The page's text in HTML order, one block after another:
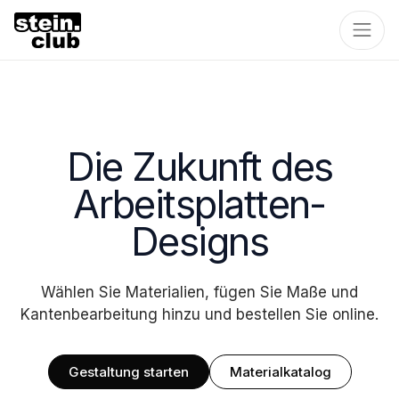
Die Zukunft des
Arbeitsplatten-
Designs
Wählen Sie Materialien, fügen Sie Maße und
Kantenbearbeitung hinzu und bestellen Sie online.
Gestaltung starten Materialkatalog